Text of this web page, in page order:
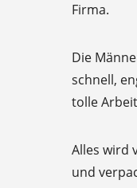
d
5
o
t
o
Firma.
Die
schnell,
tolle
Alles wird
und